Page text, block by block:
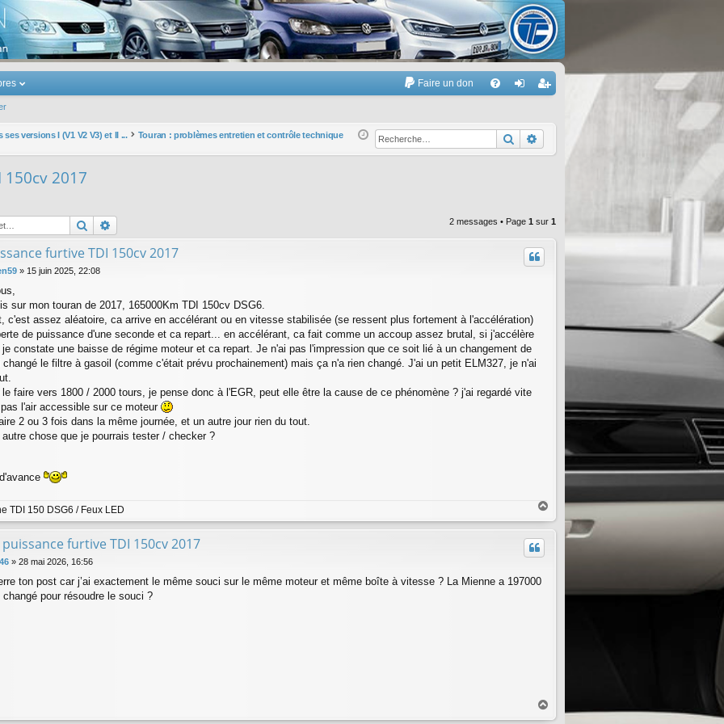
Touran
Faire un don
Q ne
xi
nr
eg
r
versions I (V1 V2 V3) et II ... Touran : problèmes entretien et contrôle technique RechercherRecherche avancée
2017
Rechercher 2 messages • Page 1 sur 1
furtive TDI 150cv 2017
» 15 juin 2025, 22:08
sur mon touran de 2017, 165000Km TDI 150cv DSG6.
c'est assez aléatoire, ca arrive en accélérant ou en vitesse stabilisée (se ressent plus fortement à l'accélération)
de puissance d'une seconde et ca repart... en accélérant, ca fait comme un accoup assez brutal, si j'accélère
constate une baisse de régime moteur et ca repart. Je n'ai pas l'impression que ce soit lié à un changement de
le filtre à gasoil (comme c'était prévu prochainement) mais ça n'a rien changé. J'ai un petit ELM327, je n'ai
faire vers 1800 / 2000 tours, je pense donc à l'EGR, peut elle être la cause de ce phénomène ? j'ai regardé vite
l'air accessible sur ce moteur
2 ou 3 fois dans la même journée, et un autre jour rien du tout.
chose que je pourrais tester / checker ?
d'avance
TDI 150 DSG6 / Feux LED
a
u
puissance furtive TDI 150cv 2017
» 28 mai 2026, 16:56
ton post car j’ai exactement le même souci sur le même moteur et même boîte à vitesse ? La Mienne a 197000
changé pour résoudre le souci ?
a